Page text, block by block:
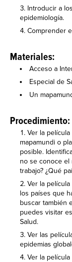
Introducir a
epidemiología.
Comprender
Materiales:
Acceso a
Especial de
Un
Procedimiento:
Ver la
mapamundi o
posible.
no se conoce el
trabajo? ¿Qué
Ver la
los países que
buscar también
puedes visitar
Salud.
Ver las
epidemias
Ver la película